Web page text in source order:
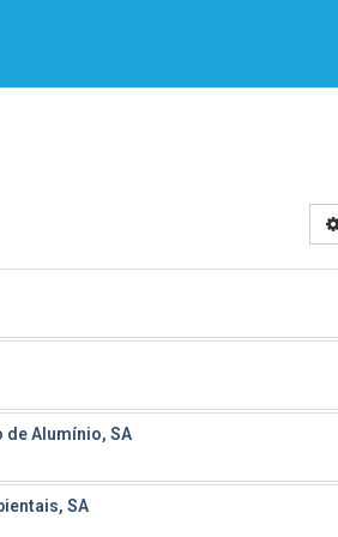
Alumínio, SA
SA